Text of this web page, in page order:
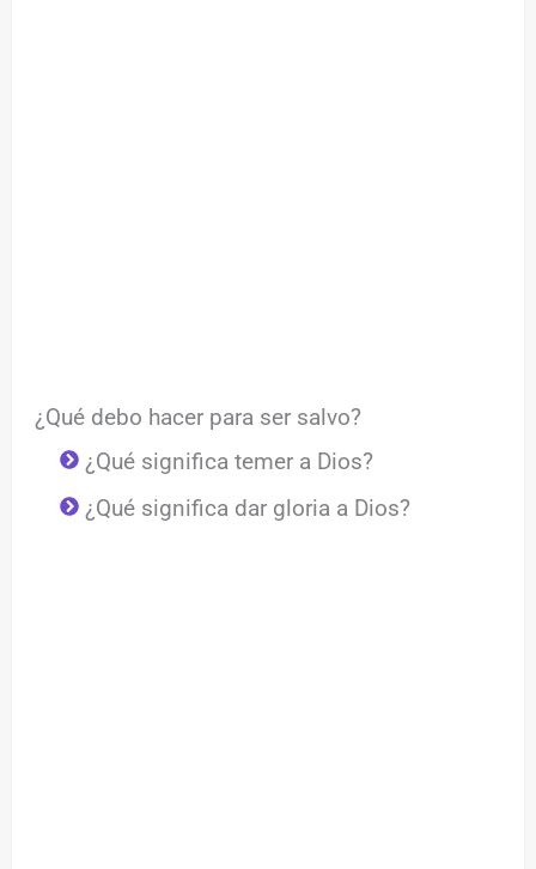
¿Qué debo hacer para ser salvo?
¿Qué significa temer a Dios?
¿Qué significa dar gloria a Dios?